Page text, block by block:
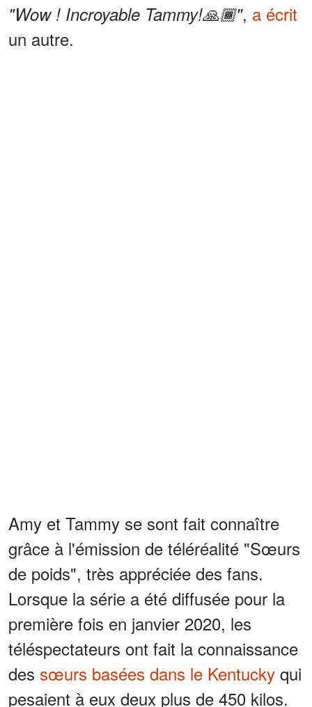
"Wow ! Incroyable Tammy!🙏🏾", a écrit
un autre.
Amy et Tammy se sont fait connaître
grâce à l'émission de téléréalité "Sœurs
de poids", très appréciée des fans.
Lorsque la série a été diffusée pour la
première fois en janvier 2020, les
téléspectateurs ont fait la connaissance
des sœurs basées dans le Kentucky qui
pesaient à eux deux plus de 450 kilos.